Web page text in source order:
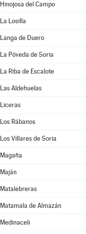
Hinojosa del Campo
La Losilla
Langa de Duero
La Póveda de Soria
La Riba de Escalote
Las Aldehuelas
Liceras
Los Rábanos
Los Villares de Soria
Magaña
Maján
Matalebreras
Matamala de Almazán
Medinaceli